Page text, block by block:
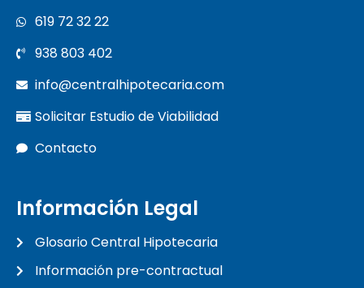
619 72 32 22
938 803 402
info@centralhipotecaria.com
Solicitar Estudio de Viabilidad
Contacto
Información Legal
Glosario Central Hipotecaria
Información pre-contractual